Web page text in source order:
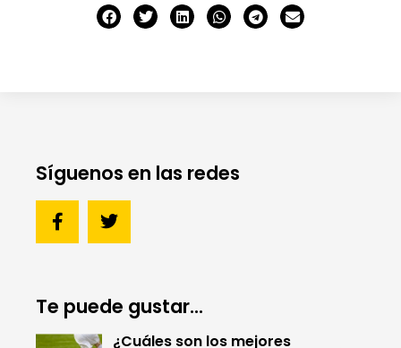
Síguenos en las redes
Te puede gustar...
¿Cuáles son los mejores